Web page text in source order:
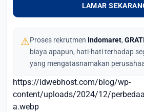
LAMAR
⚠Proses rekrutmen Indomaret,
biaya apapun, hati-hati terhadap
yang mengatasnamakan
https://idwebhost.com/blog/wp-
content/uploads/2024/12/
a.webp